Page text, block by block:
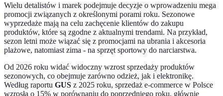
Wielu detalistów i marek podejmuje decyzje o wprowadzeniu mega
promocji związanych z określonymi porami roku. Sezonowe
wyprzedaże mają na celu zachęcenie klientów do zakupu
produktów, które są zgodne z aktualnymi trendami. Na przykład,
sezon letni może wiązać się z promocjami na ubrania i akcesoria
plażowe, natomiast zima - na sprzęt sportowy do narciarstwa.
Od 2026 roku widać widoczny wzrost sprzedaży produktów
sezonowych, co obejmuje zarówno odzież, jak i elektronikę.
Według raportu GUS z 2025 roku, sprzedaż e-commerce w Polsce
wzrosła o 15% w porównaniu do poprzedniego roku, głównie